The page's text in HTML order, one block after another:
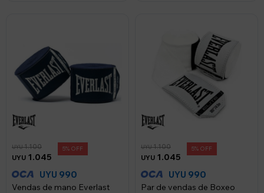
UYU 1.045
UYU1.100 5
UYU 990
Vendas de mano Everlast
UYU 1.045
UYU1.100 5
UYU 990
Par de vendas de Boxeo